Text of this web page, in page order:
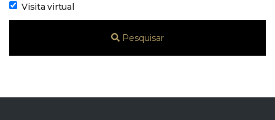
Visita virtual
Pesquisar